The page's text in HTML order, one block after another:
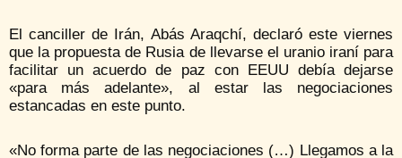
El canciller de Irán, Abás Araqchí, declaró este viernes
que la propuesta de Rusia de llevarse el uranio iraní para
facilitar un acuerdo de paz con EEUU debía dejarse
«para más adelante», al estar las negociaciones
estancadas en este punto.
«No forma parte de las negociaciones (…) Llegamos a la